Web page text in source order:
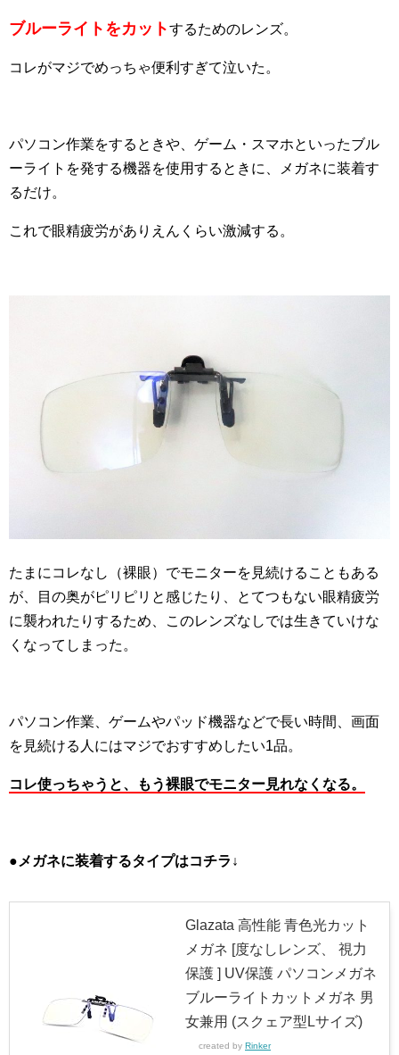
ブルーライトをカットするためのレンズ。
コレがマジでめっちゃ便利すぎて泣いた。
パソコン作業をするときや、ゲーム・スマホといったブル
ーライトを発する機器を使用するときに、メガネに装着す
るだけ。
これで眼精疲労がありえんくらい激減する。
たまにコレなし（裸眼）でモニターを見続けることもある
が、目の奥がピリピリと感じたり、とてつもない眼精疲労
に襲われたりするため、このレンズなしでは生きていけな
くなってしまった。
パソコン作業、ゲームやパッド機器などで長い時間、画面
を見続ける人にはマジでおすすめしたい1品。
コレ使っちゃうと、もう裸眼でモニター見れなくなる。
●メガネに装着するタイプはコチラ↓
Glazata 高性能 青色光カット
メガネ [度なしレンズ、 視力
保護 ] UV保護 パソコンメガネ
ブルーライトカットメガネ 男
女兼用 (スクェア型Lサイズ)
created by Rinker